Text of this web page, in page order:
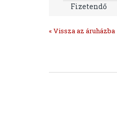
Fizetendő
« Vissza az áruházba